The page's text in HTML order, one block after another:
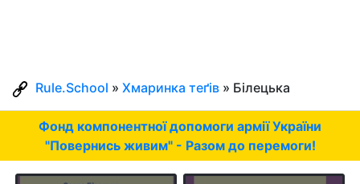
Rule.School » Хмаринка теґів » Білецька
Фонд компонентної допомоги армії України
"Повернись живим" - Разом до перемоги!